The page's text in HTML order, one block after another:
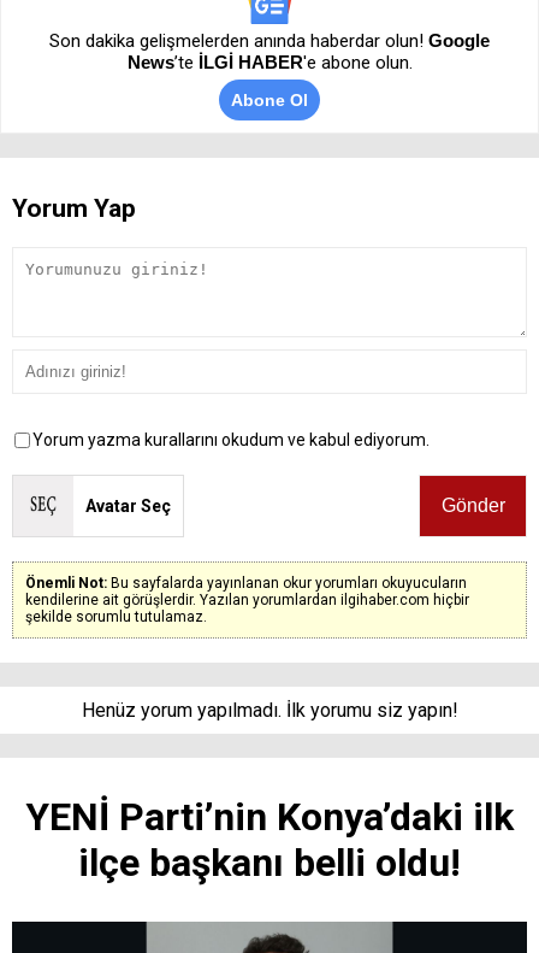
Son dakika gelişmelerden anında haberdar olun! Google
News’te İLGİ HABER'e abone olun.
Abone Ol
Yorum Yap
Yorum yazma kurallarını okudum ve kabul ediyorum.
Avatar Seç
Önemli Not: Bu sayfalarda yayınlanan okur yorumları okuyucuların
kendilerine ait görüşlerdir. Yazılan yorumlardan ilgihaber.com hiçbir
şekilde sorumlu tutulamaz.
Henüz yorum yapılmadı. İlk yorumu siz yapın!
YENİ Parti’nin Konya’daki ilk
ilçe başkanı belli oldu!